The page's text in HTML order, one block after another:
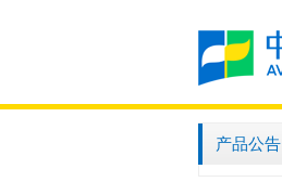
产品公告